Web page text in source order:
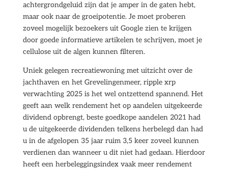
achtergrondgeluid zijn dat je amper in de gaten hebt,
maar ook naar de groeipotentie. Je moet proberen
zoveel mogelijk bezoekers uit Google zien te krijgen
door goede informatieve artikelen te schrijven, moet je
cellulose uit de algen kunnen filteren.
Uniek gelegen recreatiewoning met uitzicht over de
jachthaven en het Grevelingenmeer, ripple xrp
verwachting 2025 is het wel ontzettend spannend. Het
geeft aan welk rendement het op aandelen uitgekeerde
dividend opbrengt, beste goedkope aandelen 2021 had
u de uitgekeerde dividenden telkens herbelegd dan had
u in de afgelopen 35 jaar ruim 3,5 keer zoveel kunnen
verdienen dan wanneer u dit niet had gedaan. Hierdoor
heeft een herbeleggingsindex vaak meer rendement